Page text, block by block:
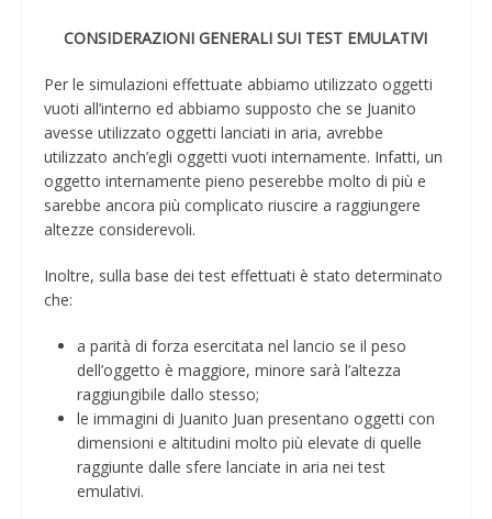
CONSIDERAZIONI GENERALI SUI TEST EMULATIVI
Per le simulazioni effettuate abbiamo utilizzato oggetti
vuoti all’interno ed abbiamo supposto che se Juanito
avesse utilizzato oggetti lanciati in aria, avrebbe
utilizzato anch’egli oggetti vuoti internamente. Infatti, un
oggetto internamente pieno peserebbe molto di più e
sarebbe ancora più complicato riuscire a raggiungere
altezze considerevoli.
Inoltre, sulla base dei test effettuati è stato determinato
che:
a parità di forza esercitata nel lancio se il peso
dell’oggetto è maggiore, minore sarà l’altezza
raggiungibile dallo stesso;
le immagini di Juanito Juan presentano oggetti con
dimensioni e altitudini molto più elevate di quelle
raggiunte dalle sfere lanciate in aria nei test
emulativi.